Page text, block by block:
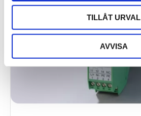
TILLÅT URVAL
AVVISA